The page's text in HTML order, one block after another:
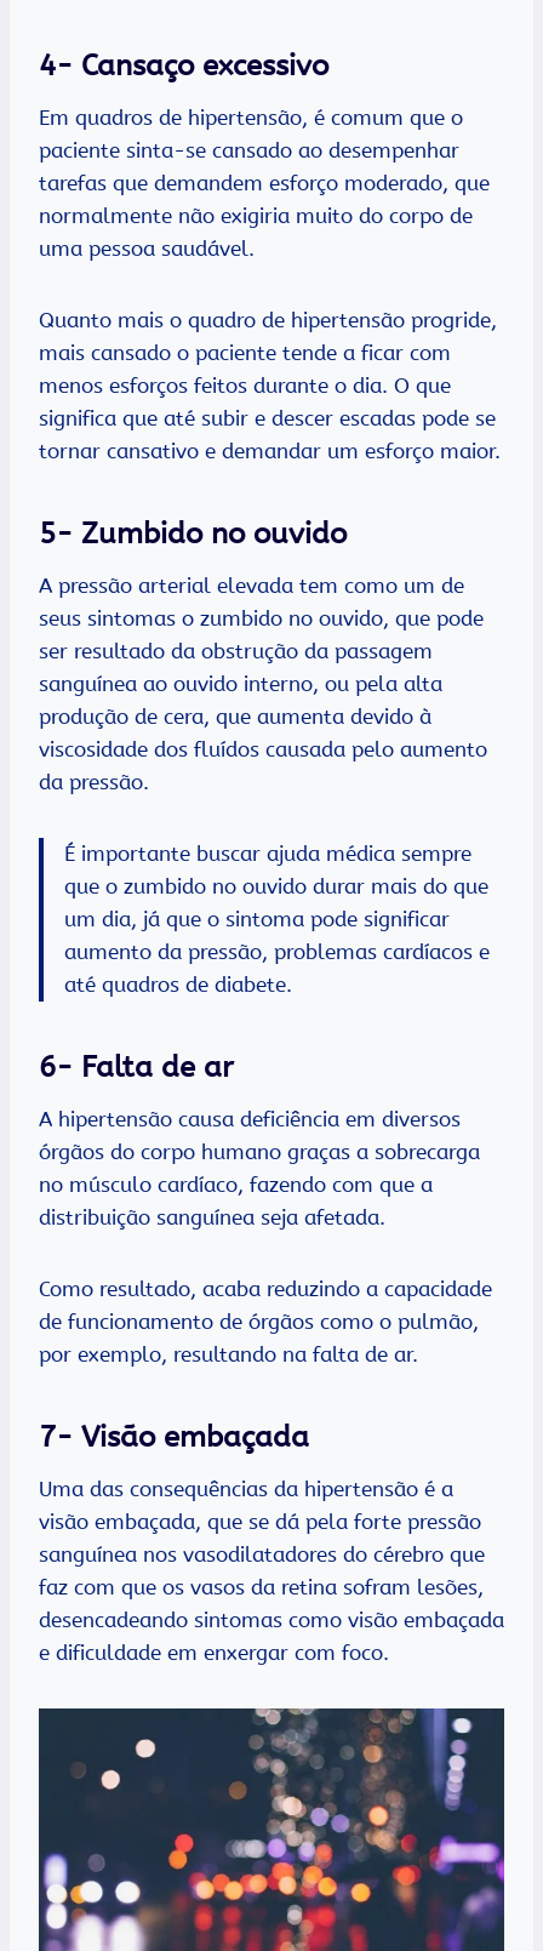
4- Cansaço excessivo
Em quadros de hipertensão, é comum que o
paciente sinta-se cansado ao desempenhar
tarefas que demandem esforço moderado, que
normalmente não exigiria muito do corpo de
uma pessoa saudável.
Quanto mais o quadro de hipertensão progride,
mais cansado o paciente tende a ficar com
menos esforços feitos durante o dia. O que
significa que até subir e descer escadas pode se
tornar cansativo e demandar um esforço maior.
5- Zumbido no ouvido
A pressão arterial elevada tem como um de
seus sintomas o zumbido no ouvido, que pode
ser resultado da obstrução da passagem
sanguínea ao ouvido interno, ou pela alta
produção de cera, que aumenta devido à
viscosidade dos fluídos causada pelo aumento
da pressão.
É importante buscar ajuda médica sempre
que o zumbido no ouvido durar mais do que
um dia, já que o sintoma pode significar
aumento da pressão, problemas cardíacos e
até quadros de diabete.
6- Falta de ar
A hipertensão causa deficiência em diversos
órgãos do corpo humano graças a sobrecarga
no músculo cardíaco, fazendo com que a
distribuição sanguínea seja afetada.
Como resultado, acaba reduzindo a capacidade
de funcionamento de órgãos como o pulmão,
por exemplo, resultando na falta de ar.
7- Visão embaçada
Uma das consequências da hipertensão é a
visão embaçada, que se dá pela forte pressão
sanguínea nos vasodilatadores do cérebro que
faz com que os vasos da retina sofram lesões,
desencadeando sintomas como visão embaçada
e dificuldade em enxergar com foco.